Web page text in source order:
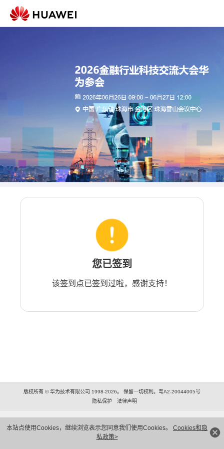
本站点使用Cookies，继续浏览表示您同意我们使用Cookies。 Cookies和隐
私政策>
您已签到
该签到点已签到过啦，感谢支持！
版权所有 © 华为技术有限公司 1998-2026。 保留一切权利。粤A2-20044005号
隐私保护
法律声明